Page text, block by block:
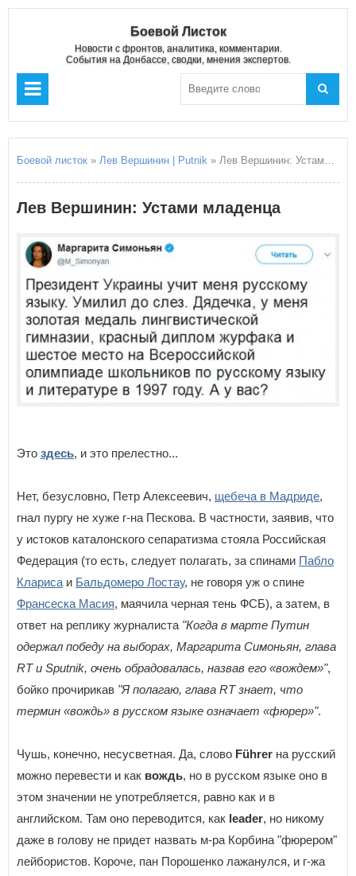
Боевой Листок
Новости с фронтов, аналитика, комментарии.
События на Донбассе, сводки, мнения экспертов.
Боевой листок » Лев Вершинин | Putnik » Лев Вершинин: Устами младенца
Лев Вершинин: Устами младенца
Это здесь, и это прелестно...
Нет, безусловно, Петр Алексеевич, щебеча в Мадриде,
гнал пургу не хуже г-на Пескова. В частности, заявив, что
у истоков каталонского сепаратизма стояла Российская
Федерация (то есть, следует полагать, за спинами Пабло
Клариса и Бальдомеро Лостау, не говоря уж о спине
Франсеска Масия, маячила черная тень ФСБ), а затем, в
ответ на реплику журналиста "Когда в марте Путин
одержал победу на выборах, Маргарита Симоньян, глава
RT и Sputnik, очень обрадовалась, назвав его «вождем»",
бойко прочирикав "Я полагаю, глава RT знает, что
термин «вождь» в русском языке означает «фюрер»".
Чушь, конечно, несусветная. Да, слово Führer на русский
можно перевести и как вождь, но в русском языке оно в
этом значении не употребляется, равно как и в
английском. Там оно переводится, как leader, но никому
даже в голову не придет назвать м-ра Корбина "фюрером"
лейбористов. Короче, пан Порошенко лажанулся, и г-жа